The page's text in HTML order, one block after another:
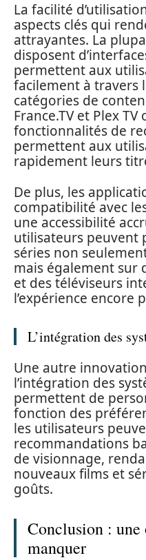
La facilité
aspects clés qui
attrayantes. La
disposent
permettent aux
facilement à travers
catégories de
France.TV et Plex
fonctionnalités de
permettent aux
rapidement leurs
De plus, les
compatibilité avec
une accessibilité
utilisateurs peuvent
séries non
mais également sur
et des téléviseurs
l’expérience encore
L’intégration des
Une autre
l’intégration des
permettent de
fonction des
les utilisateurs
recommandations
de visionnage,
nouveaux films et
goûts.
Conclusion : une
manquer